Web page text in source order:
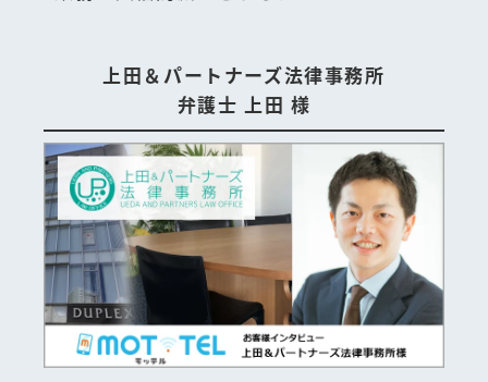
上田＆パートナーズ法律事務所
弁護士 上田 様